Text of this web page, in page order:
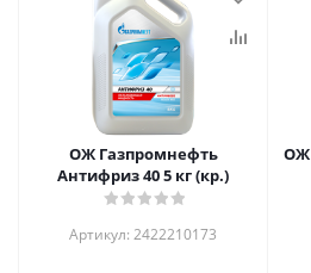
ОЖ Газпромнефть
Антифриз 40 5 кг (кр.)
Артикул: 2422210173
ОЖ